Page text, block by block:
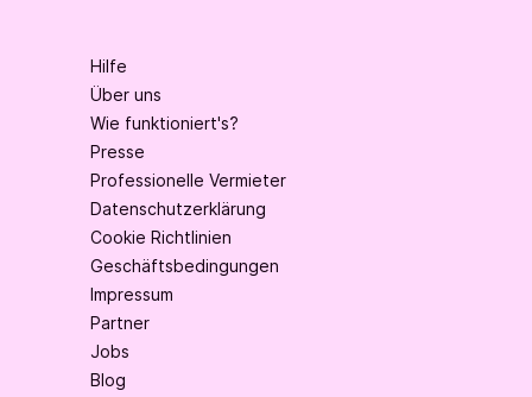
Hilfe
Über uns
Wie funktioniert's?
Presse
Professionelle Vermieter
Datenschutzerklärung
Cookie Richtlinien
Geschäftsbedingungen
Impressum
Partner
Jobs
Blog